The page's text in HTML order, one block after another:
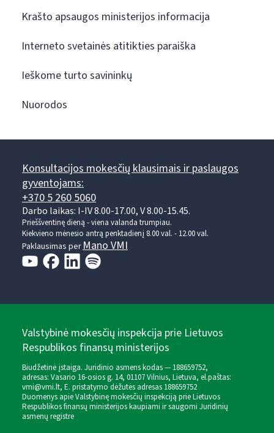
Krašto apsaugos ministerijos informacija
Interneto svetainės atitikties paraiška
Ieškome turto savininkų
Nuorodos
Konsultacijos mokesčių klausimais ir paslaugos
gyventojams:
+370 5 260 5060
Darbo laikas: I-IV 8.00-17.00, V 8.00-15.45.
Prieššventinę dieną - viena valanda trumpiau.
Kiekvieno mėnesio antrą penktadienį 8.00 val. - 12.00 val.
Paklausimas per Mano VMI
Valstybinė mokesčių inspekcija prie Lietuvos
Respublikos finansų ministerijos
Biudžetinė įstaiga. Juridinio asmens kodas — 188659752,
adresas: Vasario 16-osios g. 14, 01107 Vilnius, Lietuva, el.paštas:
vmi@vmi.lt, E. pristatymo dėžutės adresas 188659752
Duomenys apie Valstybinę mokesčių inspekciją prie Lietuvos
Respublikos finansų ministerijos kaupiami ir saugomi Juridinių
asmenų registre